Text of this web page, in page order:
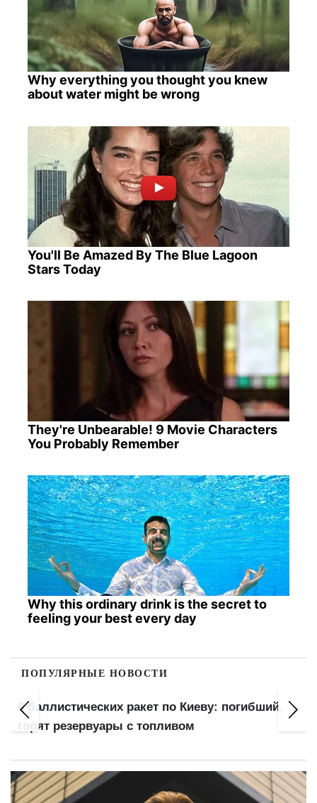
Why everything you thought you knew
about water might be wrong
You'll Be Amazed By The Blue Lagoon
Stars Today
They're Unbearable! 9 Movie Characters
You Probably Remember
Why this ordinary drink is the secret to
feeling your best every day
ПОПУЛЯРНЫЕ НОВОСТИ
6 баллистических ракет по Киеву: погибший,
горят резервуары с топливом